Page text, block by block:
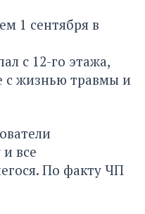
1 сентября в
с 12-го этажа,
с жизнью травмы и
все
По факту ЧП